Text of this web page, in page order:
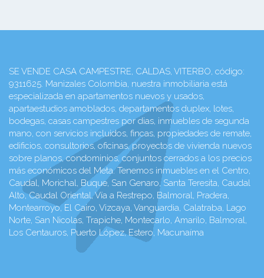
SE VENDE CASA CAMPESTRE, CALDAS, VITERBO, código:
9311625. Manizales Colombia, nuestra inmobiliaria está
especializada en apartamentos nuevos y usados,
apartaestudios amoblados, departamentos duplex, lotes,
bodegas, casas campestres por dias, inmuebles de segunda
mano, con servicios incluidos, fincas, propiedades de remate,
edificios, consultorios, oficinas, proyectos de vivienda nuevos
sobre planos, condominios, conjuntos cerrados a los precios
más económicos del Meta. Tenemos inmuebles en el Centro,
Caudal, Morichal, Buque, San Genaro, Santa Teresita, Caudal
Alto, Caudal Oriental, Vía a Restrepo, Balmoral, Pradera,
Montearroyo, El Cairo, Vizcaya, Vanguardia, Calatraba, Lago
Norte, San Nicolas, Trapiche, Montecarlo, Amarilo, Balmoral,
Los Centauros, Puerto López, Estero, Macunaíma